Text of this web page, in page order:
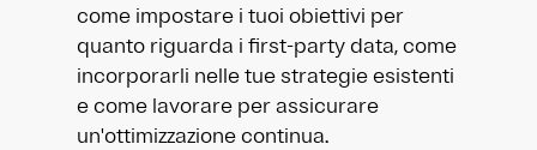
come impostare i tuoi obiettivi per
quanto riguarda i first-party data, come
incorporarli nelle tue strategie esistenti
e come lavorare per assicurare
un'ottimizzazione continua.